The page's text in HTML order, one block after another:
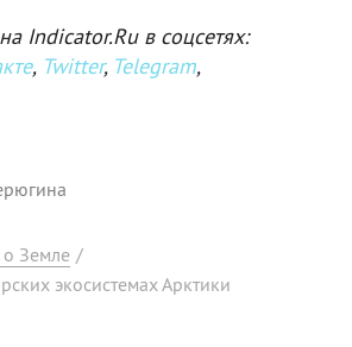
Indicator.Ru в соцсетях:
, Twitter, Telegram,
Земле /
экосистемах Арктики